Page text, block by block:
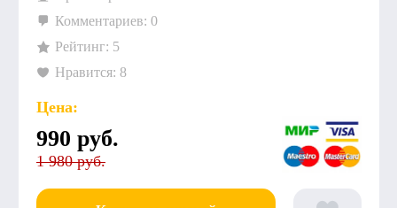
Комментариев: 0
Рейтинг: 5
Нравится: 8
Цена:
990 руб.
1 980 руб.